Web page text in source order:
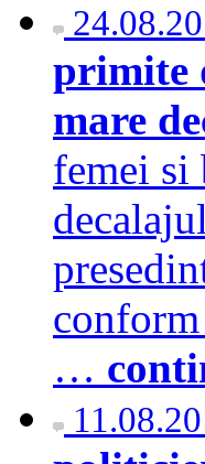
primite
mare
femei si
…